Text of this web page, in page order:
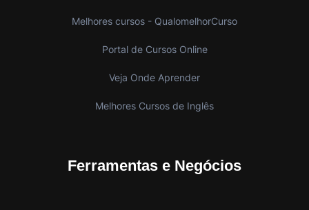
Melhores cursos - QualomelhorCurso
Portal de Cursos Online
Veja Onde Aprender
Melhores Cursos de Inglês
Ferramentas e Negócios